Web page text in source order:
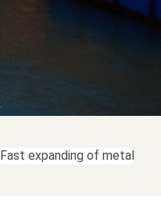
Fast expanding of metal